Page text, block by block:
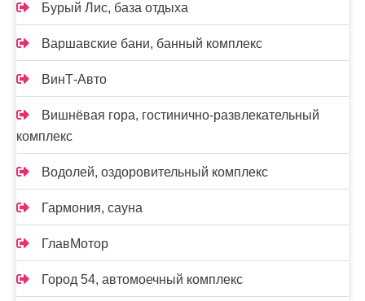
Бурый Лис, база отдыха
Варшавские бани, банный комплекс
ВинТ-Авто
Вишнёвая гора, гостинично-развлекательный
комплекс
Водолей, оздоровительный комплекс
Гармония, сауна
ГлавМотор
Город 54, автомоечный комплекс